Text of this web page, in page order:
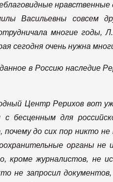
нравственные
Васильевны совсем
многие годы,
сегодня очень нужна
в Россию наследие
Центр Рерихов вот
бесценным для
почему до сих пор никто
органы не
журналистов, не
не запросил